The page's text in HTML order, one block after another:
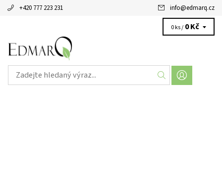
+420 777 223 231 info@edmarq.cz
0 ks / 0 Kč